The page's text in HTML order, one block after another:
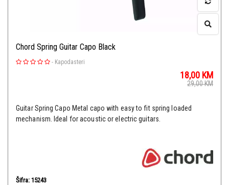
Chord Spring Guitar Capo Black
- Kapodasteri
18,00 KM
29,00KM
Guitar Spring Capo Metal capo with easy to fit spring loaded
mechanism. Ideal for acoustic or electric guitars.
Šifra: 15243